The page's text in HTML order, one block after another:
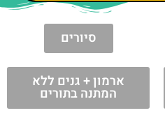
סיורים
ארמון + גנים ללא
המתנה בתורים